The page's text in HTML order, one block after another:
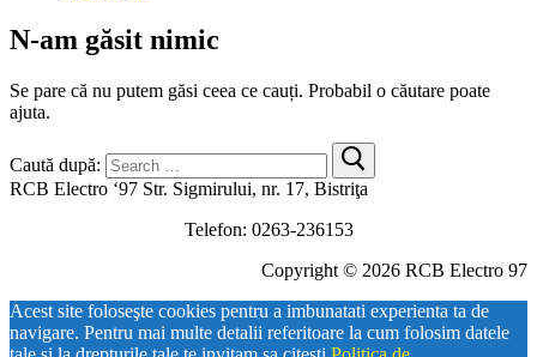
N-am găsit nimic
Se pare că nu putem găsi ceea ce cauți. Probabil o căutare poate
ajuta.
Caută după:
RCB Electro ‘97 Str. Sigmirului, nr. 17, Bistriţa
Telefon: 0263-236153
Copyright © 2026 RCB Electro 97
Acest site foloseşte cookies pentru a imbunatati experienta ta de
navigare. Pentru mai multe detalii referitoare la cum folosim datele